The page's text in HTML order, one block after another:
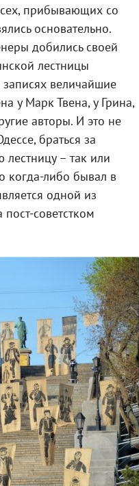
прибывающих со
основательно.
добились своей
лестницы
величайшие
у Марк Твена, у Грина,
авторы. И это не
браться за
лестницу – так или
когда-либо бывал в
одной из
советстком